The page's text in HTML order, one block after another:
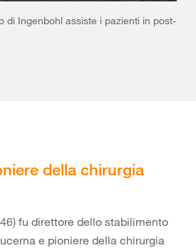
di Ingenbohl assiste i pazienti in post-
della chirurgia
fu direttore dello stabilimento
e pioniere della chirurgia